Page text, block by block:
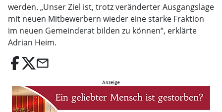
werden. „Unser Ziel ist, trotz veränderter Ausgangslage
mit neuen Mitbewerbern wieder eine starke Fraktion
im neuen Gemeinderat bilden zu können“, erklärte
Adrian Heim.
email